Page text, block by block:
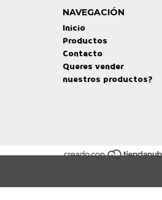
NAVEGACIÓN
Inicio
Productos
Contacto
Queres vender
nuestros productos?